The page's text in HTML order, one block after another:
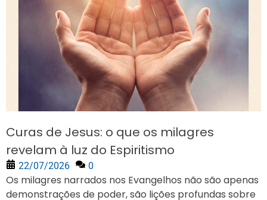
Curas de Jesus: o que os milagres
revelam à luz do Espiritismo
22/07/2026 0
Os milagres narrados nos Evangelhos não são apenas
demonstrações de poder, são lições profundas sobre